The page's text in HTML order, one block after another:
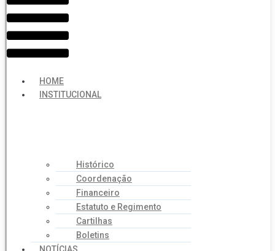
HOME
INSTITUCIONAL
Histórico
Coordenação
Financeiro
Estatuto e Regimento
Cartilhas
Boletins